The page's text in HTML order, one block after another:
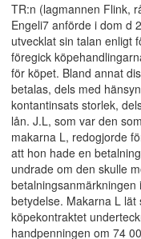
TR:n (lagmannen Flink,
Engeli7 anförde i dom d
utvecklat sin talan enligt
föregick
för köpet. Bland annat
betalas, dels med
kontantinsats storlek,
lån. J.L, som var den
makarna L, redogjorde
att hon hade en
undrade om den skulle
betydelse. Makarna L
köpekontraktet
handpenningen om 74